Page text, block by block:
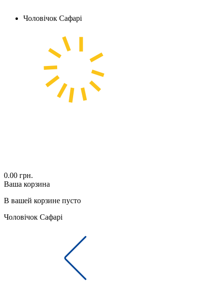
Чоловічок Сафарі
0.00 грн.
Ваша корзина
В вашей корзине пусто
Чоловічок Сафарі